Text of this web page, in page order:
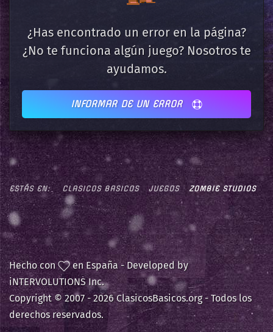
¿Has encontrado un error en la página?
¿No te funciona algún juego? Nosotros te
ayudamos.
INFORMAR DE UN ERROR
ESTÁS EN: CLASICOS BASICOS JUEGOS ZOMBIE STUDIOS
Hecho con
en España - Developed by
iNTERVOLUTIONS Inc.
Copyright © 2007 -2026 ClasicosBasicos.org - Todos los
derechos reservados.